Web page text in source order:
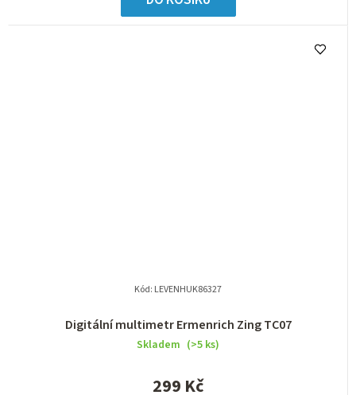
Digitální multimetr Ermenrich Zing TC07
Skladem (>5 ks)
299 Kč
Kód: LEVENHUK86327